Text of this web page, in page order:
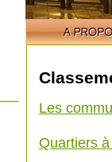
Les
Quartiers